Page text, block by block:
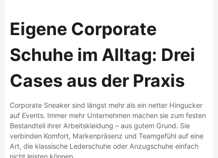
Eigene Corporate
Schuhe im Alltag: Drei
Cases aus der Praxis
Corporate Sneaker sind längst mehr als ein netter Hingucker
auf Events. Immer mehr Unternehmen machen sie zum festen
Bestandteil ihrer Arbeitskleidung – aus gutem Grund. Sie
verbinden Komfort, Markenpräsenz und Teamgefühl auf eine
Art, die klassische Lederschuhe oder Anzugschuhe einfach
nicht leisten können.